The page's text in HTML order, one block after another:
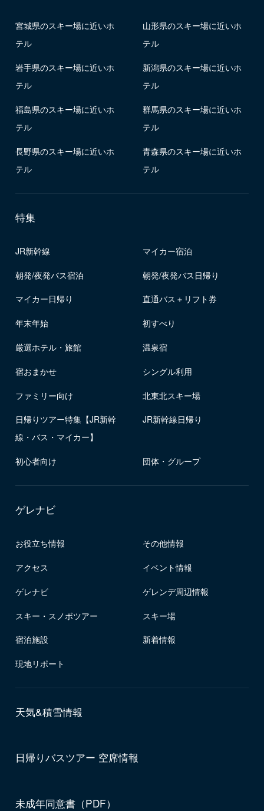
宮城県のスキー場に近いホ
テル
山形県のスキー場に近いホ
テル
岩手県のスキー場に近いホ
テル
新潟県のスキー場に近いホ
テル
福島県のスキー場に近いホ
テル
群馬県のスキー場に近いホ
テル
長野県のスキー場に近いホ
テル
青森県のスキー場に近いホ
テル
特集
JR新幹線 マイカー宿泊
朝発/夜発バス宿泊 朝発/夜発バス日帰り
マイカー日帰り 直通バス＋リフト券
年末年始 初すべり
厳選ホテル・旅館 温泉宿
宿おまかせ シングル利用
ファミリー向け 北東北スキー場
日帰りツアー特集【JR新幹
線・バス・マイカー】
JR新幹線日帰り
初心者向け 団体・グループ
ゲレナビ
お役立ち情報 その他情報
アクセス イベント情報
ゲレナビ ゲレンデ周辺情報
スキー・スノボツアー スキー場
宿泊施設 新着情報
現地リポート
天気&積雪情報
日帰りバスツアー 空席情報
未成年同意書（PDF）